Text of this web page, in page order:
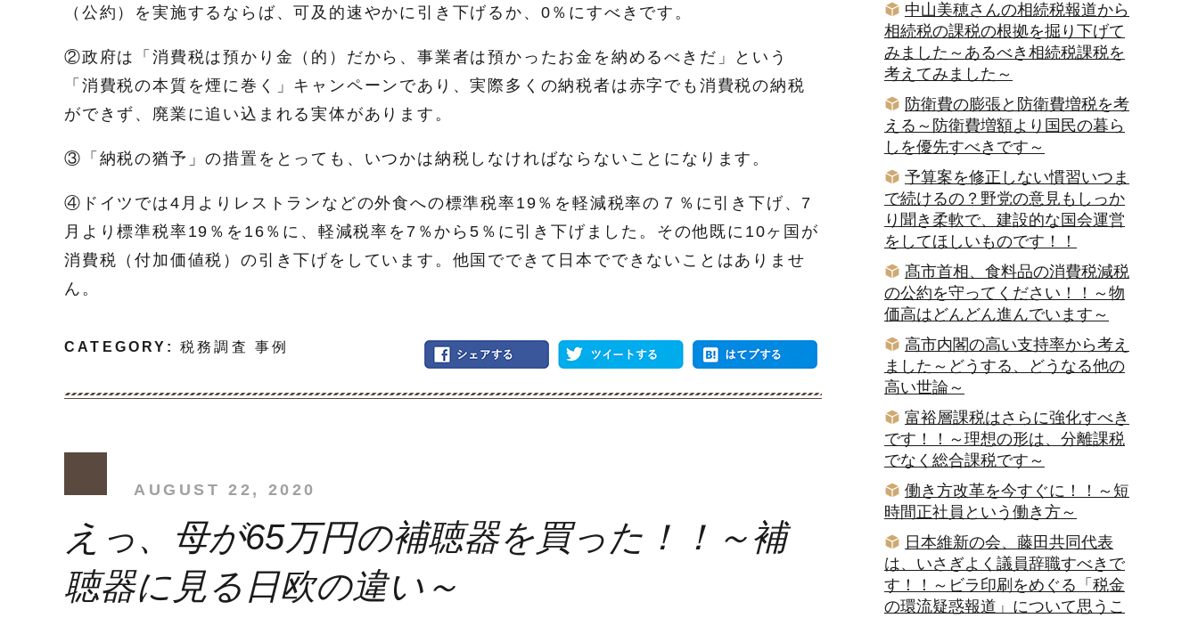
（公約）を実施するならば、可及的速やかに引き下げるか、0％にすべきです。
②政府は「消費税は預かり金（的）だから、事業者は預かったお金を納めるべきだ」という
「消費税の本質を煙に巻く」キャンペーンであり、実際多くの納税者は赤字でも消費税の納税
ができず、廃業に追い込まれる実体があります。
③「納税の猶予」の措置をとっても、いつかは納税しなければならないことになります。
④ドイツでは4月よりレストランなどの外食への標準税率19％を軽減税率の７％に引き下げ、7
月より標準税率19％を16％に、軽減税率を7％から5％に引き下げました。その他既に10ヶ国が
消費税（付加価値税）の引き下げをしています。他国でできて日本でできないことはありませ
ん。
CATEGORY: 税務調査 事例
AUGUST 22, 2020
えっ、母が65万円の補聴器を買った！！～補
聴器に見る日欧の違い～
中山美穂さんの相続税報道から
相続税の課税の根拠を掘り下げて
みました～あるべき相続税課税を
考えてみました～
防衛費の膨張と防衛費増税を考
える～防衛費増額より国民の暮ら
しを優先すべきです～
予算案を修正しない慣習いつま
で続けるの？野党の意見もしっか
り聞き柔軟で、建設的な国会運営
をしてほしいものです！！
髙市首相、食料品の消費税減税
の公約を守ってください！！～物
価高はどんどん進んでいます～
高市内閣の高い支持率から考え
ました～どうする、どうなる他の
高い世論～
富裕層課税はさらに強化すべき
です！！～理想の形は、分離課税
でなく総合課税です～
働き方改革を今すぐに！！～短
時間正社員という働き方～
日本維新の会、藤田共同代表
は、いさぎよく議員辞職すべきで
す！！～ビラ印刷をめぐる「税金
の環流疑惑報道」について思うこ